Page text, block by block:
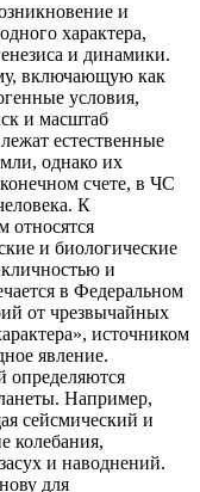
и
характера,
и динамики.
включающую как
условия,
и масштаб
естественные
однако их
счете, в ЧС
К
относятся
и биологические
и
в Федеральном
от чрезвычайных
источником
явление.
определяются
Например,
сейсмический и
колебания,
и наводнений.
для